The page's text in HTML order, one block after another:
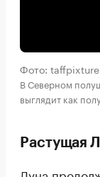
Фото:
В Северном
выглядит как
Растущая